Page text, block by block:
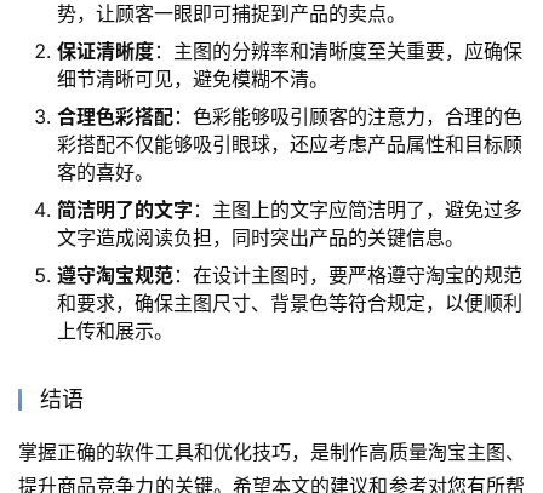
势，让顾客一眼即可捕捉到产品的卖点。
保证清晰度：主图的分辨率和清晰度至关重要，应确保
细节清晰可见，避免模糊不清。
合理色彩搭配：色彩能够吸引顾客的注意力，合理的色
彩搭配不仅能够吸引眼球，还应考虑产品属性和目标顾
客的喜好。
简洁明了的文字 ：主图上的文字应简洁明了，避免过多
文字造成阅读负担，同时突出产品的关键信息。
遵守淘宝规范：在设计主图时，要严格遵守淘宝的规范
和要求，确保主图尺寸、背景色等符合规定，以便顺利
上传和展示。
结语
掌握正确的软件工具和优化技巧，是制作高质量淘宝主图、
提升商品竞争力的关键。希望本文的建议和参考对您有所帮